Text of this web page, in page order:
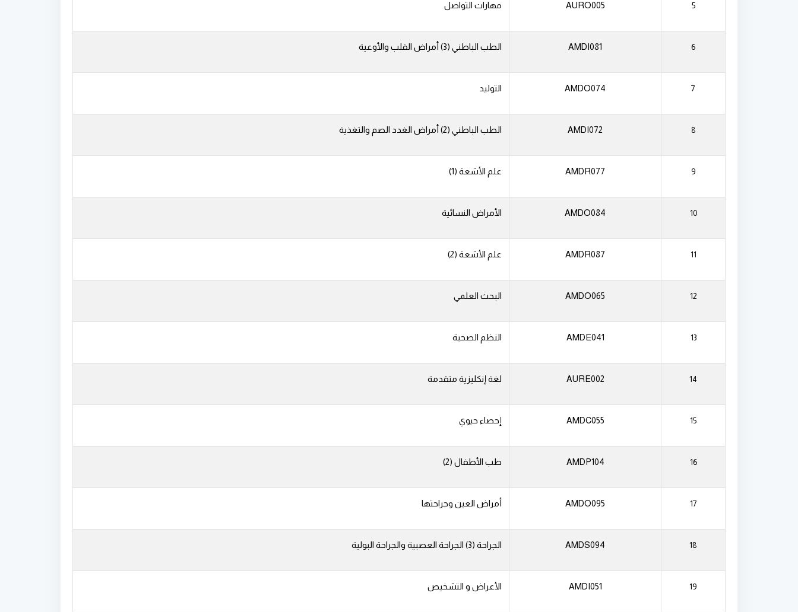
5
AURO005 مهارات التواصل
6
AMDI081 الطب الباطني (3) أمراض القلب والأوعية
7
AMDO074 التوليد
8
AMDI072 الطب الباطني (2) أمراض الغدد الصم والتغذية
9
AMDR077 علم الأشعة (1)
10
AMDO084 الأمراض النسائية
11
AMDR087 علم الأشعة (2)
12
AMDO065 البحث العلمي
13
AMDE041 النظم الصحية
14
AURE002 لغة إنكليزية متقدمة
15
AMDC055 إحصاء حيوي
16
AMDP104 طب الأطفال (2)
17
AMDO095 أمراض العين وجراحتها
18
AMDS094 الجراحة (3) الجراحة العصبية والجراحة البولية
19
AMDI051 الأعراض و التشخيص